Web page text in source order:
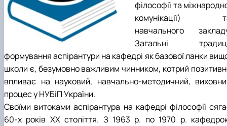
філософії та
комунікації)
навчального
Загальні
формування аспірантури на кафедрі як базової ланки
школи є, безумовно важливим чинником, котрий
впливає на науковий, навчально-методичний,
процес у НУБіП України.
Своїми витоками аспірантура на кафедрі філософії
60-х років ХХ століття. З 1963 р. по 1970 р.